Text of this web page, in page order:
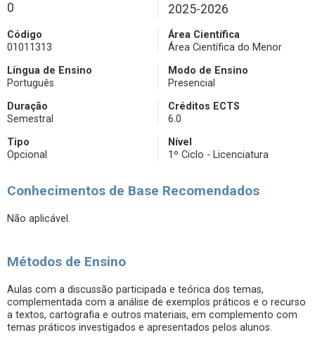
0 2025-2026
Código
01011313
Área Científica
Área Científica do Menor
Língua de Ensino
Português
Modo de Ensino
Presencial
Duração
Semestral
Créditos ECTS
6.0
Tipo
Opcional
Nível
1º Ciclo - Licenciatura
Conhecimentos de Base Recomendados
Não aplicável.
Métodos de Ensino
Aulas com a discussão participada e teórica dos temas,
complementada com a análise de exemplos práticos e o recurso
a textos, cartografia e outros materiais, em complemento com
temas práticos investigados e apresentados pelos alunos.